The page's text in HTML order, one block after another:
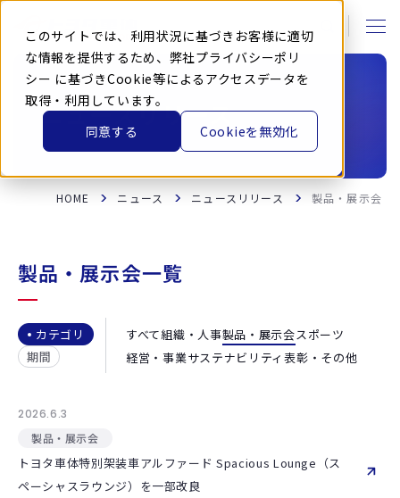
このサイトでは、利用状況に基づきお客様に適切
な情報を提供するため、弊社プライバシーポリ
シー に基づきCookie等によるアクセスデータを
取得・利用しています。
同意する
Cookieを無効化
本
ニュースリリース
HOME ニュース ニュースリリース 製品・展示会
製品・展示会一覧
カテゴリ
期間
すべて組織・人事製品・展示会スポーツ
経営・事業サステナビリティ表彰・その他
2026.6.3
製品・展示会
トヨタ車体特別架装車アルファード Spacious Lounge（ス
ペーシャスラウンジ）を一部改良